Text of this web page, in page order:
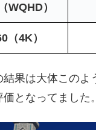
WQHD）
（4K）
果は大体この
となってました。